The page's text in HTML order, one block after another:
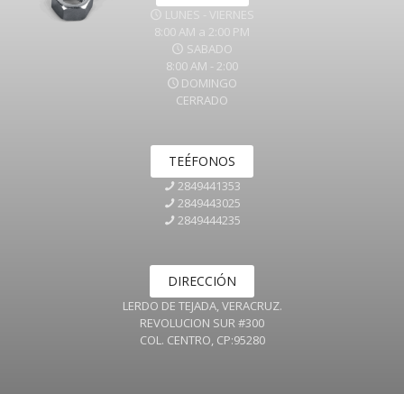
LUNES - VIERNES
8:00 AM a 2:00 PM
SABADO
8:00 AM - 2:00
DOMINGO
CERRADO
TEÉFONOS
2849441353
2849443025
2849444235
DIRECCIÓN
LERDO DE TEJADA, VERACRUZ.
REVOLUCION SUR #300
COL. CENTRO, CP:95280